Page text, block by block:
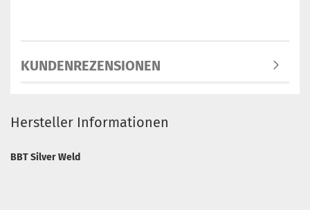
KUNDENREZENSIONEN
Hersteller Informationen
BBT Silver Weld